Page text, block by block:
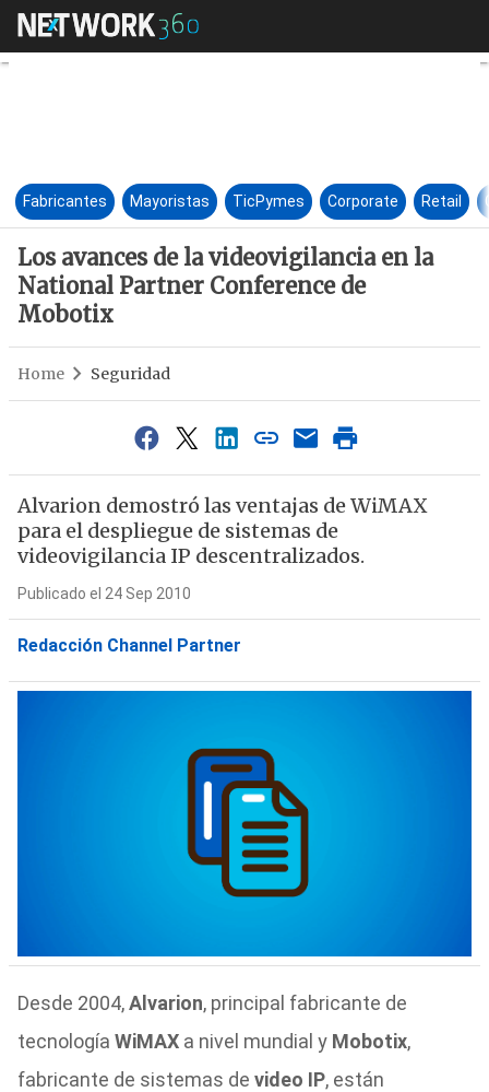
Los avances de la
Fabricantes Mayoristas TicPymes Corporate Retail
Los avances de la videovigilancia en la
National Partner Conference de
Mobotix
Home Seguridad
Alvarion demostró las ventajas de WiMAX
para el despliegue de sistemas de
videovigilancia IP descentralizados.
Publicado el 24 Sep 2010
Redacción Channel Partner
Desde 2004,Alvarion, principal fabricante de
tecnología WiMAXa nivel mundial y Mobotix,
fabricante de sistemas de video IP, están